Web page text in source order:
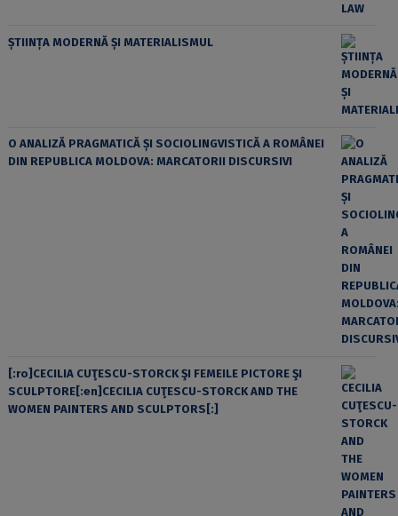
ȘTIINȚA MODERNĂ ȘI MATERIALISMUL
O ANALIZĂ PRAGMATICĂ ȘI SOCIOLINGVISTICĂ A ROMÂNEI
DIN REPUBLICA MOLDOVA: MARCATORII DISCURSIVI
[:ro]CECILIA CUŢESCU-STORCK ŞI FEMEILE PICTORE ŞI
SCULPTORE[:en]CECILIA CUŢESCU-STORCK AND THE
WOMEN PAINTERS AND SCULPTORS[:]